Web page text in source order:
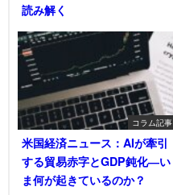
読み解く
コラム記事
米国経済ニュース：AIが牽引
する貿易赤字とGDP鈍化―い
ま何が起きているのか？